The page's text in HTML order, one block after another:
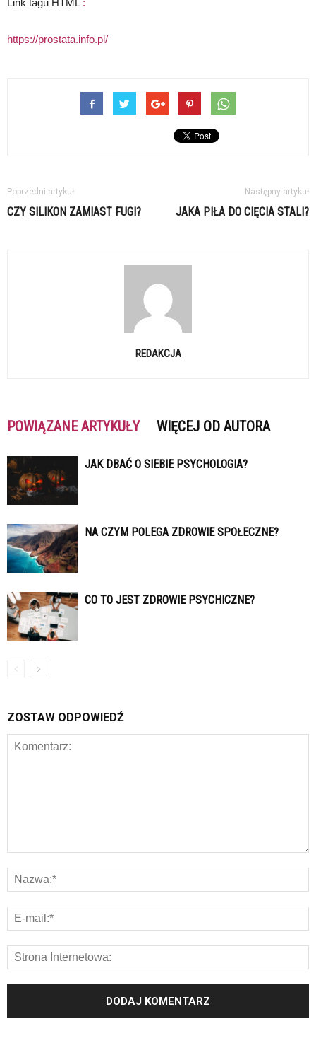
Link tagu HTML :
https://prostata.info.pl/
Poprzedni artykuł
CZY SILIKON ZAMIAST FUGI?
Następny artykuł
JAKA PIŁA DO CIĘCIA STALI?
REDAKCJA
POWIĄZANE ARTYKUŁY WIĘCEJ OD AUTORA
JAK DBAĆ O SIEBIE PSYCHOLOGIA?
NA CZYM POLEGA ZDROWIE SPOŁECZNE?
CO TO JEST ZDROWIE PSYCHICZNE?
ZOSTAW ODPOWIEDŹ